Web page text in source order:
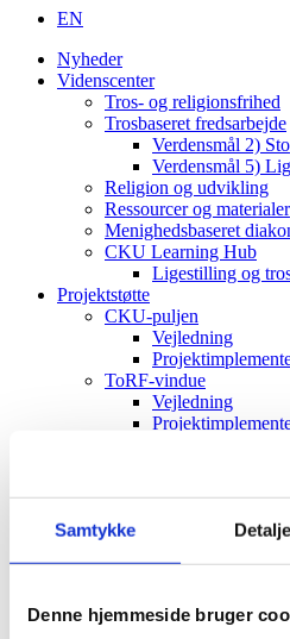
Samtykke
Denne hjemmeside bruger
EN
Nyheder
Videnscenter
Tros- og religionsfrihed
Trosbaseret fredsarbejde
Verdensmål 2)
Verdensmål 5)
Religion og udvikling
Ressourcer og materialer
Menighedsbaseret
CKU Learning Hub
Ligestilling og
Projektstøtte
CKU-puljen
Vejledning
ToRF-vindue
Vejledning
Værdier og vision
Udviklingssyn